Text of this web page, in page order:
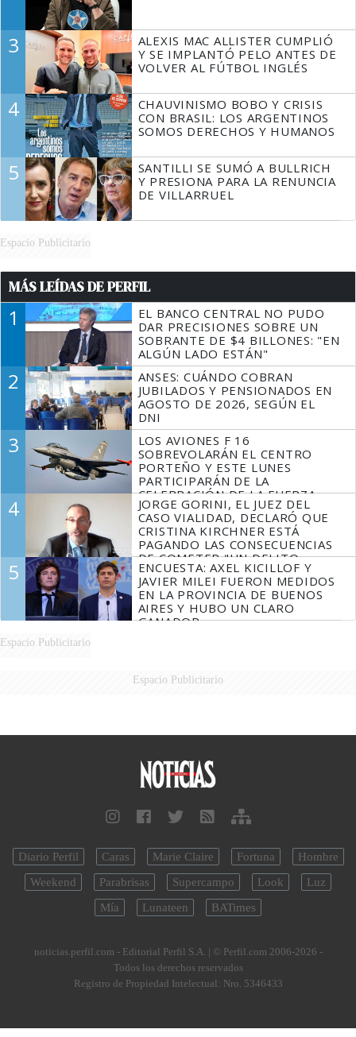
3
ALEXIS MAC ALLISTER CUMPLIÓ
Y SE IMPLANTÓ PELO ANTES DE
VOLVER AL FÚTBOL INGLÉS
4
CHAUVINISMO BOBO Y CRISIS
CON BRASIL: LOS ARGENTINOS
SOMOS DERECHOS Y HUMANOS
5
SANTILLI SE SUMÓ A BULLRICH
Y PRESIONA PARA LA RENUNCIA
DE VILLARRUEL
Espacio Publicitario
MÁS LEÍDAS DE PERFIL
1
EL BANCO CENTRAL NO PUDO
DAR PRECISIONES SOBRE UN
SOBRANTE DE $4 BILLONES: "EN
ALGÚN LADO ESTÁN"
2
ANSES: CUÁNDO COBRAN
JUBILADOS Y PENSIONADOS EN
AGOSTO DE 2026, SEGÚN EL
DNI
3
LOS AVIONES F 16
SOBREVOLARÁN EL CENTRO
PORTEÑO Y ESTE LUNES
PARTICIPARÁN DE LA
CELEBRACIÓN DE LA FUERZA
AÉREA
4
JORGE GORINI, EL JUEZ DEL
CASO VIALIDAD, DECLARÓ QUE
CRISTINA KIRCHNER ESTÁ
PAGANDO LAS CONSECUENCIAS
DE COMETER "UN DELITO
COMPROBADO"
5
ENCUESTA: AXEL KICILLOF Y
JAVIER MILEI FUERON MEDIDOS
EN LA PROVINCIA DE BUENOS
AIRES Y HUBO UN CLARO
GANADOR
Espacio Publicitario
Espacio Publicitario
Diario Perfil Caras Marie Claire Fortuna
Hombre
Weekend
Parabrisas Supercampo Look
Luz
Mía
Lunateen BATimes
noticias.perfil.com - Editorial Perfil S.A. | © Perfil.com 2006-2026 -
Todos los derechos reservados
Registro de Propiedad Intelectual: Nro. 5346433